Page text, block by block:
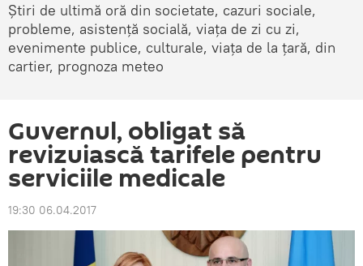
Știri de ultimă oră din societate, cazuri sociale,
probleme, asistență socială, viața de zi cu zi,
evenimente publice, culturale, viața de la țară, din
cartier, prognoza meteo
Guvernul, obligat să
revizuiască tarifele pentru
serviciile medicale
19:30 06.04.2017